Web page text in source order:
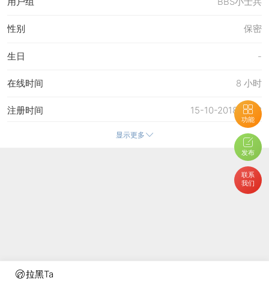
拉黑Ta
功能
发布
联系
我们
保密
性别
-
生日
8 小时
在线时间
15-10-2018 15:18
注册时间
22-4-2026 22:50
22-4-2026 22:50
22-4-2026 23:03
显示更多